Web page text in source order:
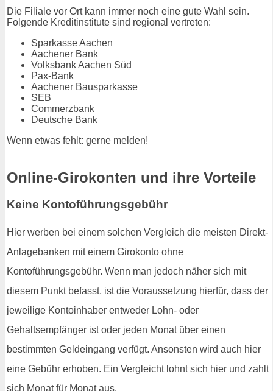
Die Filiale vor Ort kann immer noch eine gute Wahl sein.
Folgende Kreditinstitute sind regional vertreten:
Sparkasse Aachen
Aachener Bank
Volksbank Aachen Süd
Pax-Bank
Aachener Bausparkasse
SEB
Commerzbank
Deutsche Bank
Wenn etwas fehlt: gerne melden!
Online-Girokonten und ihre Vorteile
Keine Kontoführungsgebühr
Hier werben bei einem solchen Vergleich die meisten Direkt-
Anlagebanken mit einem Girokonto ohne
Kontoführungsgebühr. Wenn man jedoch näher sich mit
diesem Punkt befasst, ist die Voraussetzung hierfür, dass der
jeweilige Kontoinhaber entweder Lohn- oder
Gehaltsempfänger ist oder jeden Monat über einen
bestimmten Geldeingang verfügt. Ansonsten wird auch hier
eine Gebühr erhoben. Ein Vergleicht lohnt sich hier und zahlt
sich Monat für Monat aus.